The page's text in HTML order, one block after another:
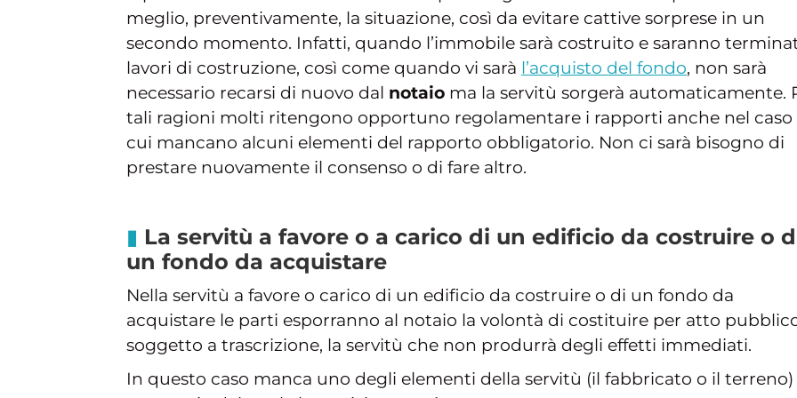
meglio, preventivamente, la situazione, così da evitare cattive sorprese in un
secondo momento. Infatti, quando l’immobile sarà costruito e saranno
lavori di costruzione, così come quando vi sarà l’acquisto del fondo, non sarà
necessario recarsi di nuovo dal notaio ma la servitù sorgerà automaticamente.
tali ragioni molti ritengono opportuno regolamentare i rapporti anche nel caso
cui mancano alcuni elementi del rapporto obbligatorio. Non ci sarà bisogno di
prestare nuovamente il consenso o di fare altro.
La servitù a favore o a carico di un edificio da costruire o
un fondo da acquistare
Nella servitù a favore o carico di un edificio da costruire o di un fondo da
acquistare le parti esporranno al notaio la volontà di costituire per atto
soggetto a trascrizione, la servitù che non produrrà degli effetti immediati.
In questo caso manca uno degli elementi della servitù (il fabbricato o il terreno)